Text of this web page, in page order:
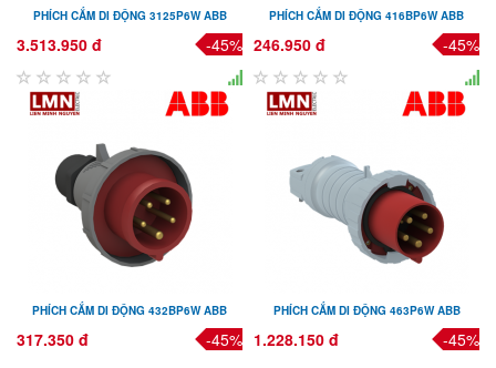
PHÍCH CẮM DI ĐỘNG 3125P6W ABB
3.513.950 đ -45%
PHÍCH CẮM DI ĐỘNG 416BP6W ABB
246.950 đ -45%
PHÍCH CẮM DI ĐỘNG 432BP6W ABB
317.350 đ -45%
PHÍCH CẮM DI ĐỘNG 463P6W ABB
1.228.150 đ -45%